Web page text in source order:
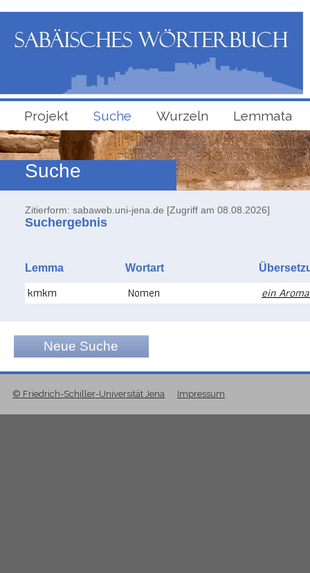
Projekt Suche Wurzeln Lemmata
Suche
Zitierform: sabaweb.uni-jena.de [Zugriff am 08.08.2026]
Suchergebnis
Lemma Wortart
kmkm Nomen ein
Neue Suche
© Friedrich-Schiller-Universität Jena Impressum